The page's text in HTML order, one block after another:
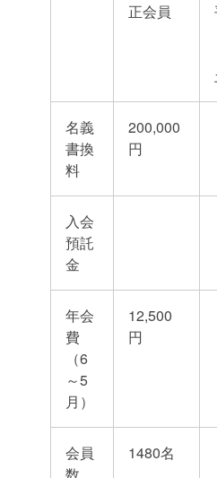
正会員
名義
書換
料
200,000
円
入会
預託
金
年会
費
（6
～5
月）
12,500
円
会員
1480名